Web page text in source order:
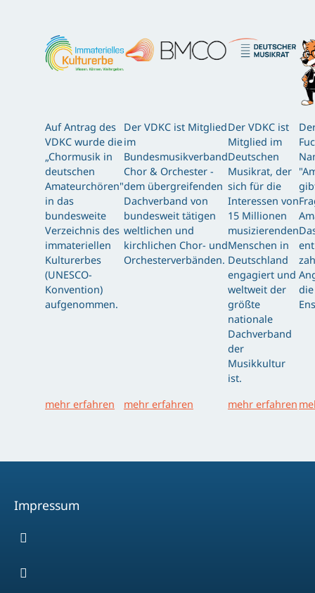
Auf Antrag des
VDKC wurde die
„Chormusik in
deutschen
Amateurchören"
in das
bundesweite
Verzeichnis des
immateriellen
Kulturerbes
(UNESCO-
Konvention)
aufgenommen.
mehr erfahren
Der VDKC ist Mitglied
im
Bundesmusikverband
Chor & Orchester -
dem übergreifenden
Dachverband von
bundesweit tätigen
weltlichen und
kirchlichen Chor- und
Orchesterverbänden.
mehr erfahren
Der VDKC ist
Mitglied im
Deutschen
Musikrat, der
sich für die
Interessen von
15 Millionen
musizierenden
Menschen in
Deutschland
engagiert und
weltweit der
größte
nationale
Dachverband
der
Musikkultur
ist.
mehr erfahren
die
Impressum